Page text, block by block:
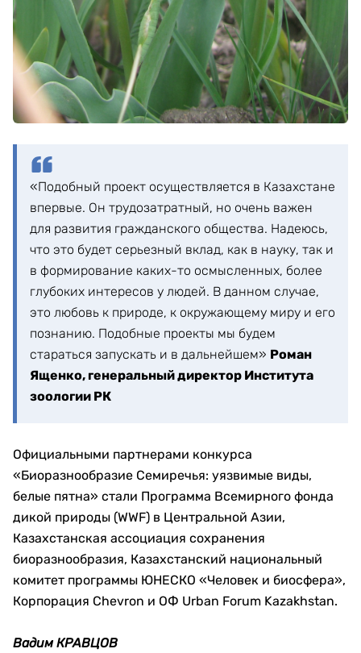
«Подобный проект осуществляется в Казахстане
впервые. Он трудозатратный, но очень важен
для развития гражданского общества. Надеюсь,
что это будет серьезный вклад, как в науку, так и
в формирование каких-то осмысленных, более
глубоких интересов у людей. В данном случае,
это любовь к природе, к окружающему миру и его
познанию. Подобные проекты мы будем
стараться запускать и в дальнейшем» Роман
Ященко, генеральный директор Института
зоологии РК
Официальными партнерами конкурса
«Биоразнообразие Семиречья: уязвимые виды,
белые пятна» стали Программа Всемирного фонда
дикой природы (WWF) в Центральной Азии,
Казахстанская ассоциация сохранения
биоразнообразия, Казахстанский национальный
комитет программы ЮНЕСКО «Человек и биосфера»,
Корпорация Chevron и ОФ Urban Forum Kazakhstan.
Вадим КРАВЦОВ